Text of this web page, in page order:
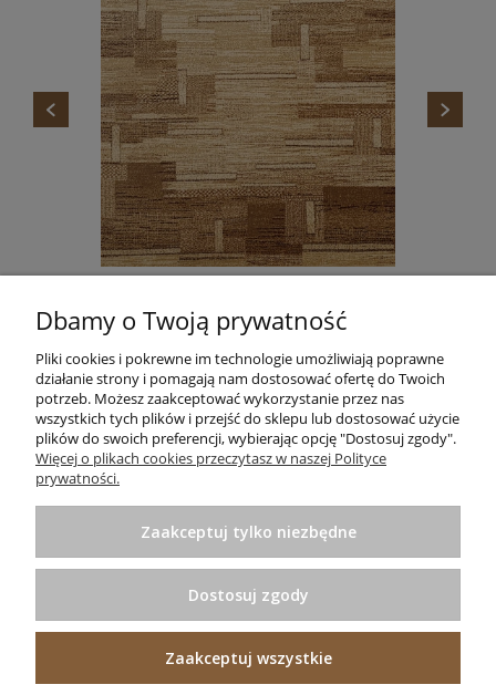
665,00 zł
Informacje
Pomoc
Zakupy
Projekt i wykonanie:Ecommercy.pl
Dbamy o Twoją prywatność
Pliki cookies i pokrewne im technologie umożliwiają poprawne
działanie strony i pomagają nam dostosować ofertę do Twoich
potrzeb. Możesz zaakceptować wykorzystanie przez nas
wszystkich tych plików i przejść do sklepu lub dostosować użycie
plików do swoich preferencji, wybierając opcję "Dostosuj zgody".
Więcej o plikach cookies przeczytasz w naszej Polityce
prywatności.
Zaakceptuj tylko niezbędne
Dostosuj zgody
Zaakceptuj wszystkie